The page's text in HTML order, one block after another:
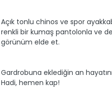
Açık tonlu chinos ve spor
renkli bir kumaş pantolonla ve
görünüm elde et.
Gardrobuna eklediğin an
Hadi, hemen kap!